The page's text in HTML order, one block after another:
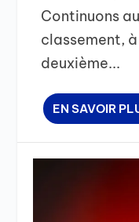
Continuons
classement,
deuxième...
EN SAVOIR